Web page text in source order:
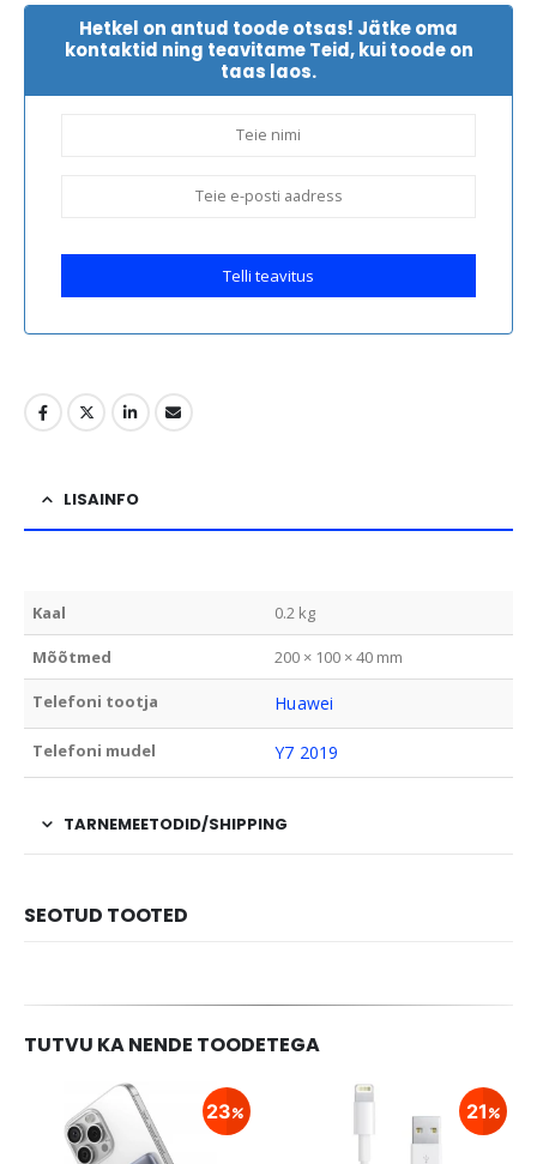
Hetkel on antud toode otsas! Jätke oma
kontaktid ning teavitame Teid, kui toode on
taas laos.
Telli teavitus
LISAINFO
Kaal 0.2 kg
Mõõtmed 200 × 100 × 40 mm
Telefoni tootja Huawei
Telefoni mudel Y7 2019
TARNEMEETODID/SHIPPING
SEOTUD TOOTED
TUTVU KA NENDE TOODETEGA
23 21